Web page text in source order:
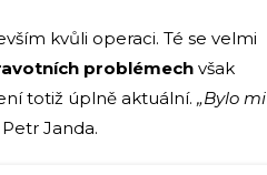
kvůli operaci. Té se velmi
problémech však
totiž úplně aktuální. „Bylo mi
Janda.